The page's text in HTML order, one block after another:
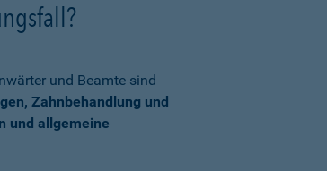
und Beamte sind
Zahnbehandlung und
und allgemeine